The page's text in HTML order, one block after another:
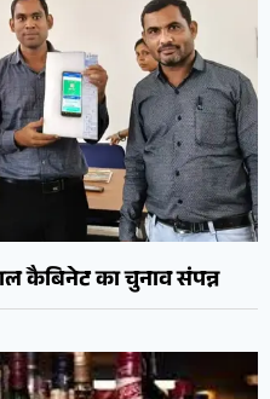
कैबिनेट का चुनाव संपन्न